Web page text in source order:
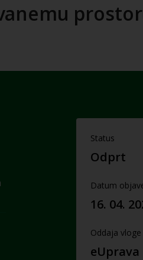
Status
Odprt
Datum
16. 04.
Oddaja vloge
eUprava